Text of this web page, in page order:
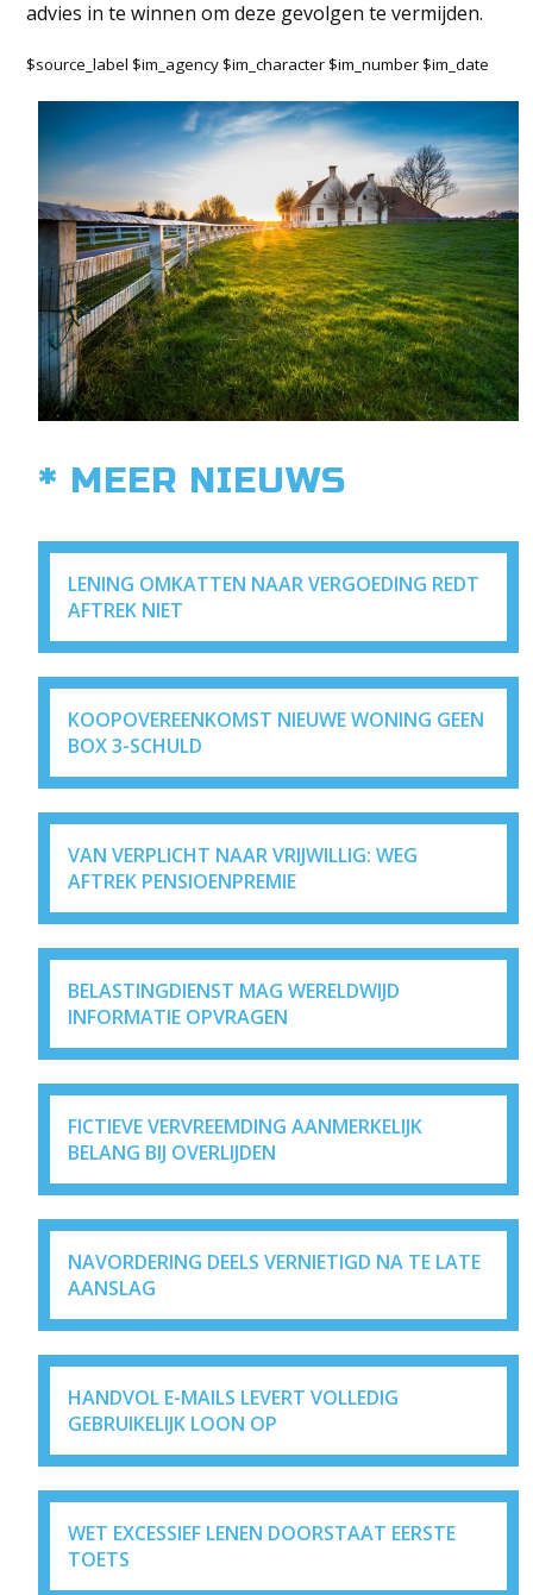
advies in te winnen om deze gevolgen te vermijden.
$source_label $im_agency $im_character $im_number $im_date
* MEER NIEUWS
LENING OMKATTEN NAAR VERGOEDING REDT
AFTREK NIET
KOOPOVEREENKOMST NIEUWE WONING GEEN
BOX 3-SCHULD
VAN VERPLICHT NAAR VRIJWILLIG: WEG
AFTREK PENSIOENPREMIE
BELASTINGDIENST MAG WERELDWIJD
INFORMATIE OPVRAGEN
FICTIEVE VERVREEMDING AANMERKELIJK
BELANG BIJ OVERLIJDEN
NAVORDERING DEELS VERNIETIGD NA TE LATE
AANSLAG
HANDVOL E-MAILS LEVERT VOLLEDIG
GEBRUIKELIJK LOON OP
WET EXCESSIEF LENEN DOORSTAAT EERSTE
TOETS